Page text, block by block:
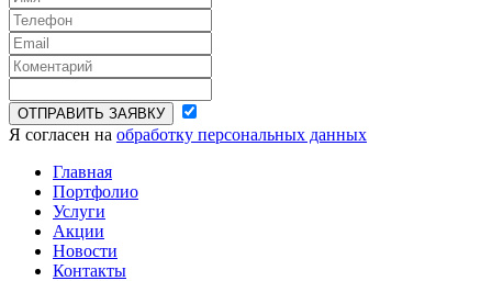
ОТПРАВИТЬ ЗАЯВКУ
Я согласен на обработку персональных данных
Главная
Портфолио
Услуги
Акции
Новости
Контакты